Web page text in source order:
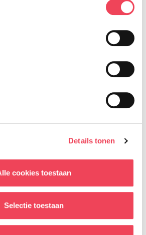
Details tonen
cookies toestaan
Selectie toestaan